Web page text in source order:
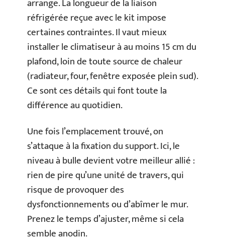
arrange. La longueur de la liaison
réfrigérée reçue avec le kit impose
certaines contraintes. Il vaut mieux
installer le climatiseur à au moins 15 cm du
plafond, loin de toute source de chaleur
(radiateur, four, fenêtre exposée plein sud).
Ce sont ces détails qui font toute la
différence au quotidien.
Une fois l’emplacement trouvé, on
s’attaque à la fixation du support. Ici, le
niveau à bulle devient votre meilleur allié :
rien de pire qu’une unité de travers, qui
risque de provoquer des
dysfonctionnements ou d’abîmer le mur.
Prenez le temps d’ajuster, même si cela
semble anodin.